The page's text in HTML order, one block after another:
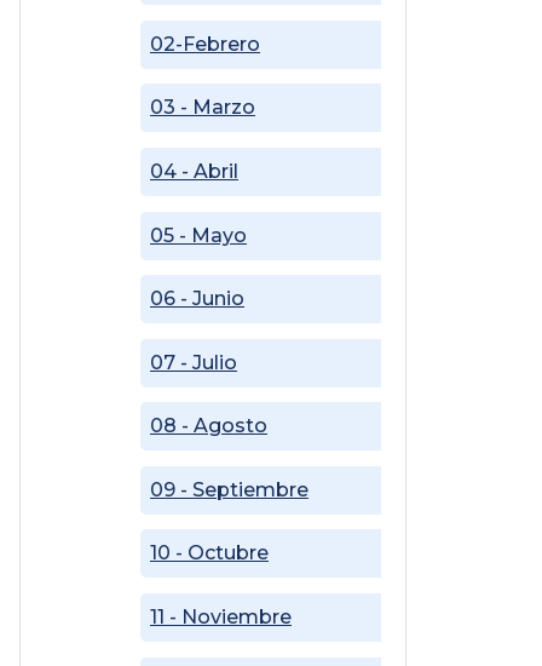
02-Febrero
03 - Marzo
04 - Abril
05 - Mayo
06 - Junio
07 - Julio
08 - Agosto
09 - Septiembre
10 - Octubre
11 - Noviembre